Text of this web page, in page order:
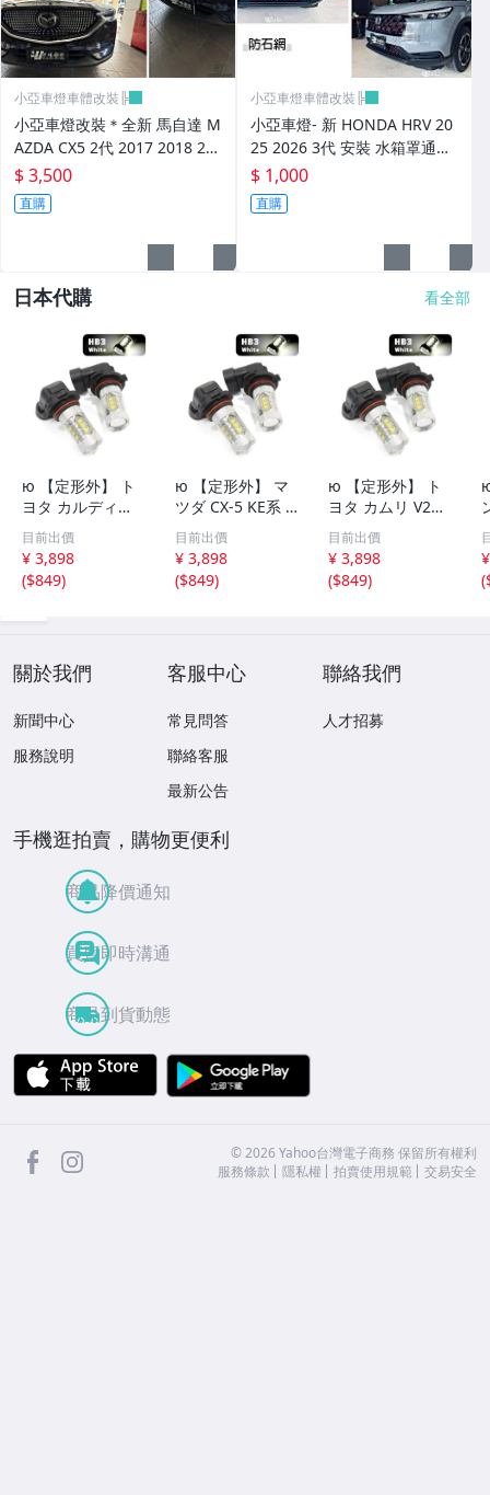
小亞車燈車體改裝╠
小亞車燈改裝＊全新 馬自達 M
AZDA CX5 2代 2017 2018 20
19 滿天星樣式 鑽石 水箱罩
$ 3,500
直購
小亞車燈車體改裝╠
小亞車燈- 新 HONDA HRV 20
25 2026 3代 安裝 水箱罩通風
網 紅色 防石網 粉體鋁網
$ 1,000
直購
日本代購 看全部
ю 【定形外】 ト
ヨタ カルディナ
ST240系 02.09～
04.12 ハロゲン車
[ HB3 ] ハイビー
ム LED 2個 80W
目前出價
¥ 3,898
($849)
ю 【定形外】 マ
ツダ CX-5 KE系 1
2.02～14.12 ハロ
ゲン車 [ HB3 ] ハ
イビーム LED 2個
セット 80W 16連
目前出價
¥ 3,898
($849)
ю 【定形外】 ト
ヨタ カムリ V21,
SXV21系 99.08～
01.08 ハロゲン車
[ HB3 ] ハイビー
ム LED 2個 80W
目前出價
¥ 3,898
($849)
(
關於我們
新聞中心
服務說明
客服中心
常見問答
聯絡客服
最新公告
聯絡我們
人才招募
手機逛拍賣，購物更便利
商品降價通知
買賣即時溝通
商品到貨動態
APP Store
facebook ©2026 Yahoo台灣電子商務 保留所有權利
服務條款
隱私權 拍賣使用規範 交易安全